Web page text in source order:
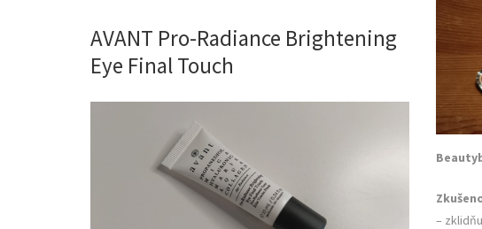
–
AVANT Pro-Radiance Brightening
Eye Final Touch